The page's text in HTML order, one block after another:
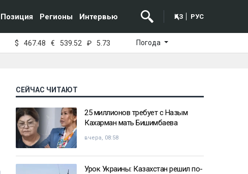
Позиция Регионы Интервью ҚАЗ РУС
$ 467.48 € 539.52 ₽ 5.73 Погода
СЕЙЧАС ЧИТАЮТ
25 миллионов требует с Назым
Кахарман мать Бишимбаева
вчера, 08:58
Урок Украины: Казахстан решил по-